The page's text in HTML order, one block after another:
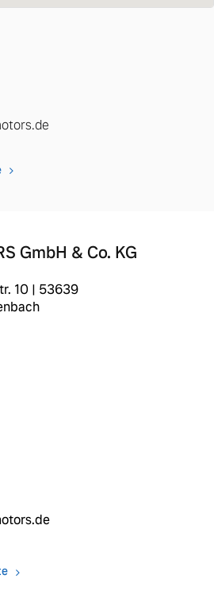
GmbH & Co. KG
10 | 53639